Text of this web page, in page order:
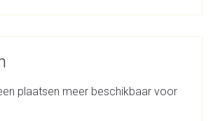
plaatsen meer beschikbaar voor